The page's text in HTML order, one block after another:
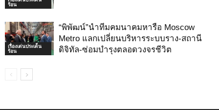
ร้อน
เรื่องเด่นประเด็น
ร้อน
“พิพัฒน์”นำทีมคมนาคมหารือ Moscow
Metro แลกเปลี่ยนบริหารระบบราง-สถานี
ดิจิทัล-ซ่อมบำรุงตลอดวงจรชีวิต